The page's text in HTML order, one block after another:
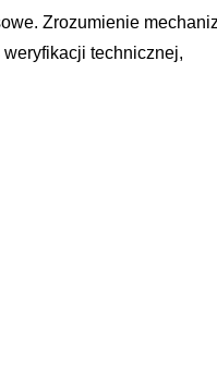
Zrozumienie
technicznej,